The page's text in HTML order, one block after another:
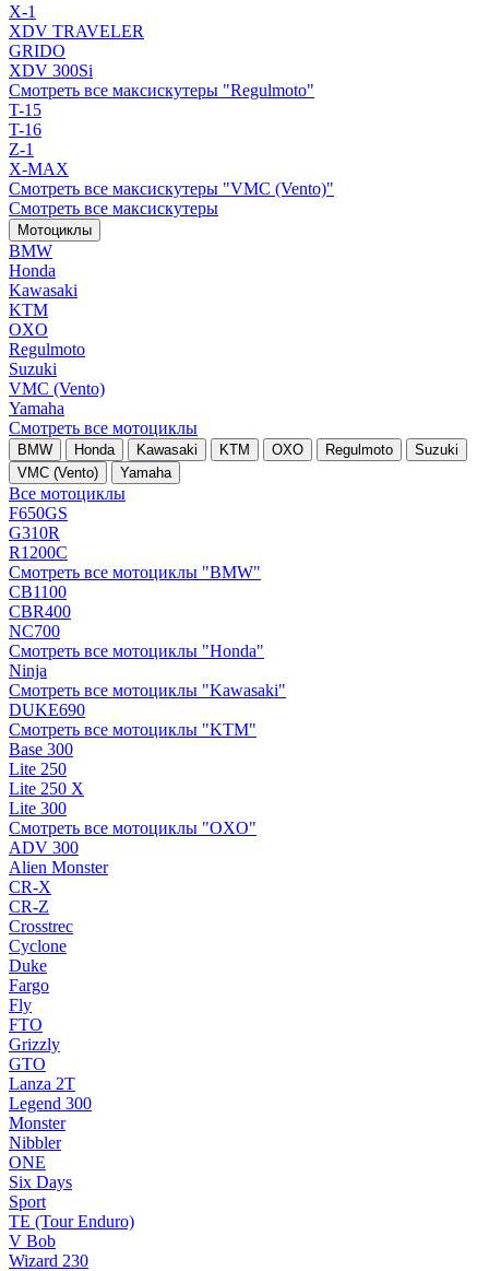
X-1
XDV TRAVELER
GRIDO
XDV 300Si
Смотреть все максискутеры "Regulmoto"
T-15
T-16
Z-1
X-MAX
Смотреть все максискутеры "VMC (Vento)"
Смотреть все максискутеры
Мотоциклы
BMW
Honda
Kawasaki
KTM
OXO
Regulmoto
Suzuki
VMC (Vento)
Yamaha
Смотреть все мотоциклы
BMW Honda Kawasaki KTM OXO Regulmoto
Suzuki
VMC (Vento)
Yamaha
Все мотоциклы
F650GS
G310R
R1200C
Смотреть все мотоциклы "BMW"
CB1100
CBR400
NC700
Смотреть все мотоциклы "Honda"
Ninja
Смотреть все мотоциклы "Kawasaki"
DUKE690
Смотреть все мотоциклы "KTM"
Base 300
Lite 250
Lite 250 X
Lite 300
Смотреть все мотоциклы "OXO"
ADV 300
Alien Monster
CR-X
CR-Z
Crosstrec
Cyclone
Duke
Fargo
Fly
FTO
Grizzly
GTO
Lanza 2T
Legend 300
Monster
Nibbler
ONE
Six Days
Sport
TE (Tour Enduro)
V Bob
Wizard 230